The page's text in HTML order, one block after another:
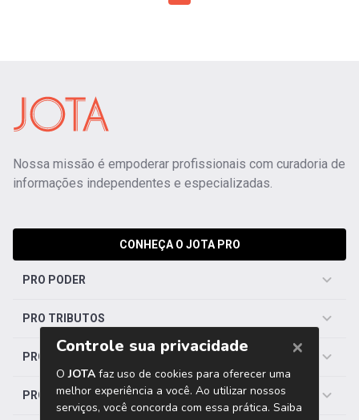
Nossa missão é empoderar profissionais com curadoria de
informações independentes e especializadas.
CONHEÇA O JOTA PRO
PRO PODER
PRO TRIBUTOS
PRO TRABALHISTA
PRO SAÚDE